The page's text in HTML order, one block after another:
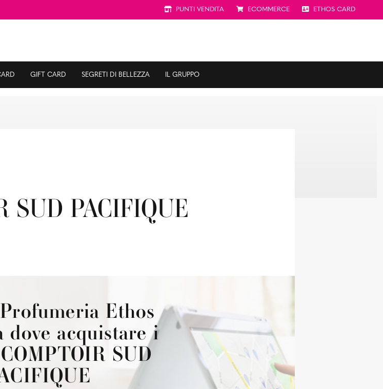
PUNTI VENDITA ECOMMERCE ETHOS CARD
GIFT CARD SEGRETI DI BELLEZZA IL GRUPPO
SUD PACIFIQUE
Ethos
dove acquistare i
SUD